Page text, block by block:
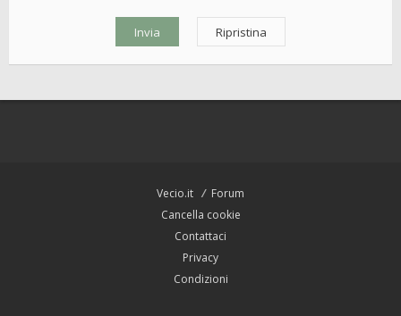
Vecio.it
Forum
Cancella cookie
Contattaci
Privacy
Condizioni